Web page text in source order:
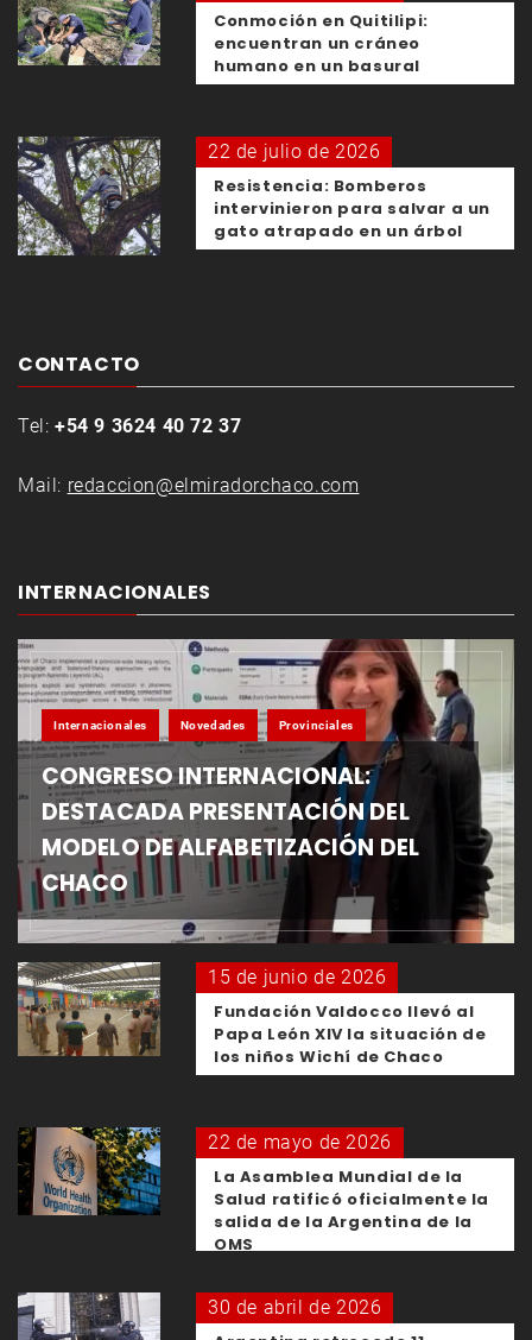
Conmoción en Quitilipi:
encuentran un cráneo
humano en un basural
22 de julio de 2026
Resistencia: Bomberos
intervinieron para salvar a un
gato atrapado en un árbol
CONTACTO
Tel: +54 9 3624 40 72 37
Mail: redaccion@elmiradorchaco.com
INTERNACIONALES
Internacionales Novedades Provinciales
CONGRESO INTERNACIONAL:
DESTACADA PRESENTACIÓN DEL
MODELO DE ALFABETIZACIÓN DEL
CHACO
15 de junio de 2026
Fundación Valdocco llevó al
Papa León XIV la situación de
los niños Wichí de Chaco
22 de mayo de 2026
La Asamblea Mundial de la
Salud ratificó oficialmente la
salida de la Argentina de la
OMS
30 de abril de 2026